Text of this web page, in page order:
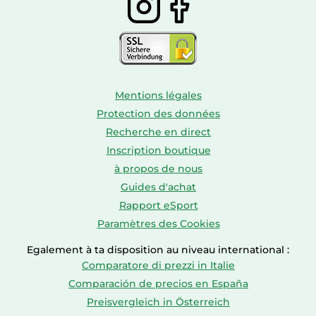
Mentions légales
Protection des données
Recherche en direct
Inscription boutique
à propos de nous
Guides d'achat
Rapport eSport
Paramètres des Cookies
Egalement à ta disposition au niveau international :
Comparatore di prezzi in Italie
Comparación de precios en España
Preisvergleich in Österreich